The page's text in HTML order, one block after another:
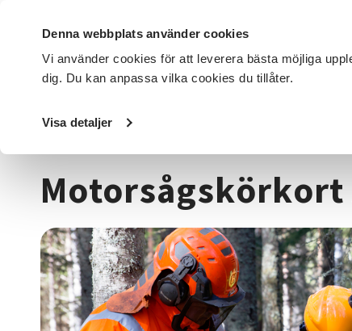
Denna webbplats använder cookies
Vi använder cookies för att leverera bästa möjliga
dig. Du kan anpassa vilka cookies du tillåter.
Visa detaljer
DET HÄR GÖR VI FÖR DIG SOM SÖK KURSER OCH
Startsida / Kurser och evenemang
Motorsågskörkort